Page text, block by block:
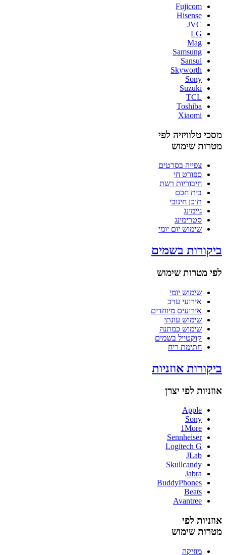
Fujicom
Hisense
JVC
LG
Mag
Samsung
Sansui
Skyworth
Sony
Suzuki
TCL
Toshiba
Xiaomi
מסכי טלוויזיה לפי
מטרות שימוש
צפייה בסרטים
ספורט חי
חיבוריות רשת
בית חכם
תוכן חינוכי
גיימינג
סטרימינג
שימוש יום יומי
ביקורות בשמים
לפי מטרות שימוש
שימוש יומי
אירועי ערב
אירועים מיוחדים
שימוש עונתי
שימוש כמתנה
קוקטייל בשמים
חתימת ריח
ביקורות אוזניות
אוזניות לפי יצרן
Apple
Sony
1More
Sennheiser
Logitech G
JLab
Skullcandy
Jabra
BuddyPhones
Beats
Avantree
אוזניות לפי
מטרות שימוש
מוזיקה